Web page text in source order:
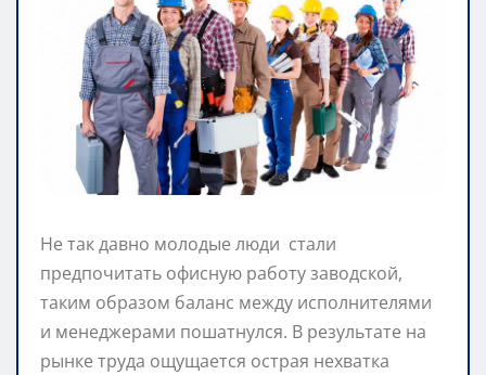
Не так давно молодые люди стали
предпочитать офисную работу заводской,
таким образом баланс между исполнителями
и менеджерами пошатнулся. В результате на
рынке труда ощущается острая нехватка